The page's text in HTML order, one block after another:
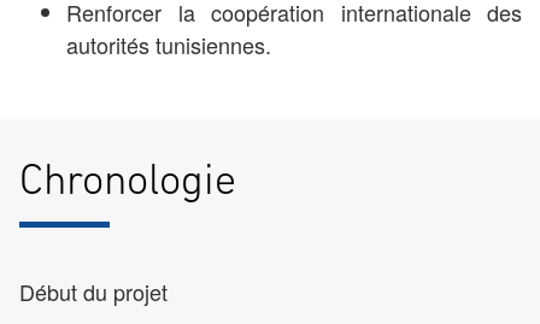
Renforcer la coopération internationale des
autorités tunisiennes.
Chronologie
Début du projet